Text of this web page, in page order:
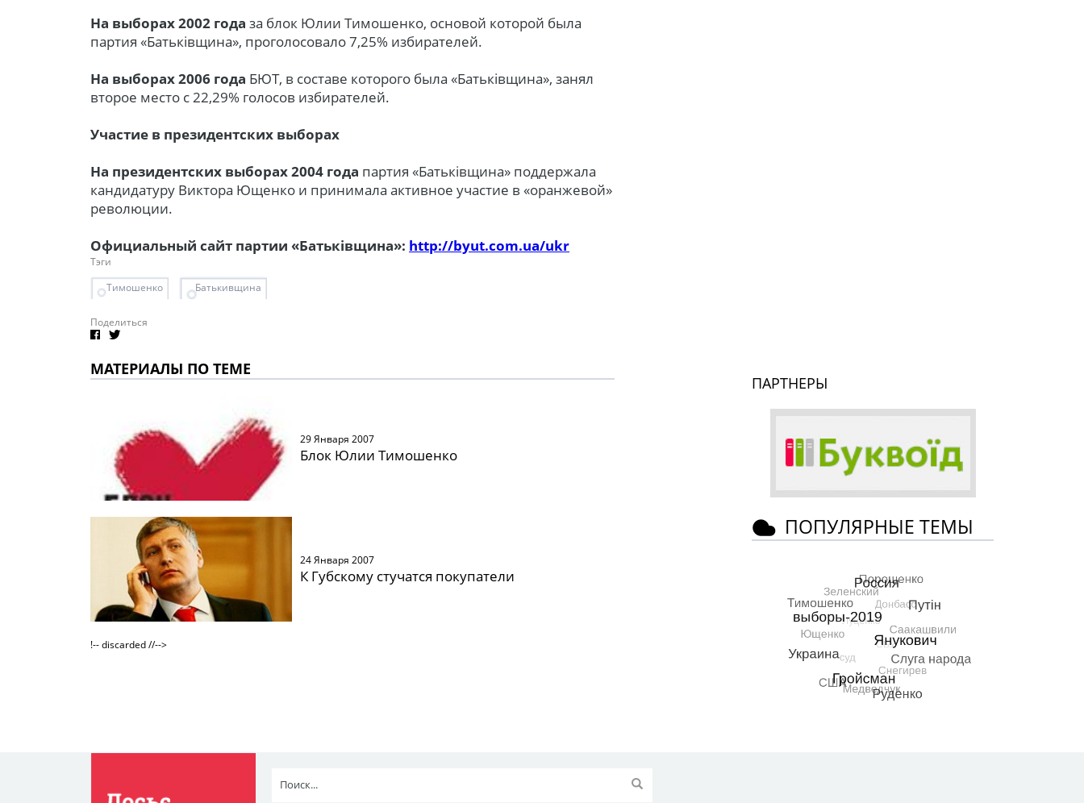
На выборах 2002 года за блок Юлии Тимошенко, основой которой была
партия «Батьківщина», проголосовало 7,25% избирателей.
На выборах 2006 года БЮТ, в составе которого была «Батьківщина», занял
второе место с 22,29% голосов избирателей.
Участие в президентских выборах
На президентских выборах 2004 года партия «Батьківщина» поддержала
кандидатуру Виктора Ющенко и принимала активное участие в «оранжевой»
революции.
Официальный сайт партии «Батьківщина»: http://byut.com.ua/ukr
Тэги
Тимошенко
Батькивщина
Поделиться
МАТЕРИАЛЫ ПО ТЕМЕ
29 Января 2007
Блок Юлии Тимошенко
24 Января 2007
К Губскому стучатся покупатели
!-- discarded //-->
ПАРТНЕРЫ
ПОПУЛЯРНЫЕ ТЕМЫ